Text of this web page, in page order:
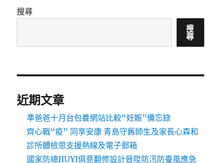
搜尋
搜
尋
近期文章
準爸爸十月台包養網站比較“妊娠”備忘錄
齊心戰“疫” 同享安康 青島守舊師生及家長心森和
診所體檢思支援熱線及電子郵箱
國家防總JIUYI俱意翻修設計晉陞防汛防臺風應急